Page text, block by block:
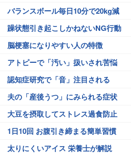
バランスボール毎日10分で20kg減
躁状態引き起こしかねないNG行動
脳梗塞になりやすい人の特徴
アトピーで「汚い」扱いされ苦悩
認知症研究で「音」注目される
夫の「産後うつ」にみられる症状
大豆を摂取してストレス過食防止
1日10回 お腹引き締まる簡単習慣
太りにくいアイス 栄養士が解説